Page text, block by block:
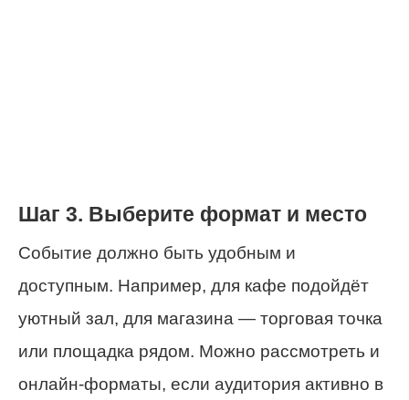
Шаг 3. Выберите формат и место
Событие должно быть удобным и
доступным. Например, для кафе подойдёт
уютный зал, для магазина — торговая точка
или площадка рядом. Можно рассмотреть и
онлайн-форматы, если аудитория активно в